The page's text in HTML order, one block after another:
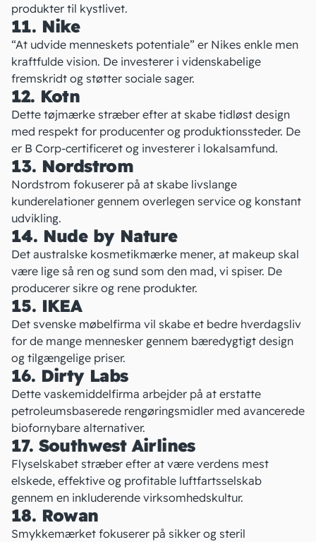
produkter til kystlivet.
11. Nike
“At udvide menneskets potentiale” er Nikes enkle men
kraftfulde vision. De investerer i videnskabelige
fremskridt og støtter sociale sager.
12. Kotn
Dette tøjmærke stræber efter at skabe tidløst design
med respekt for producenter og produktionssteder. De
er B Corp-certificeret og investerer i lokalsamfund.
13. Nordstrom
Nordstrom fokuserer på at skabe livslange
kunderelationer gennem overlegen service og konstant
udvikling.
14. Nude by Nature
Det australske kosmetikmærke mener, at makeup skal
være lige så ren og sund som den mad, vi spiser. De
producerer sikre og rene produkter.
15. IKEA
Det svenske møbelfirma vil skabe et bedre hverdagsliv
for de mange mennesker gennem bæredygtigt design
og tilgængelige priser.
16. Dirty Labs
Dette vaskemiddelfirma arbejder på at erstatte
petroleumsbaserede rengøringsmidler med avancerede
biofornybare alternativer.
17. Southwest Airlines
Flyselskabet stræber efter at være verdens mest
elskede, effektive og profitable luftfartsselskab
gennem en inkluderende virksomhedskultur.
18. Rowan
Smykkemærket fokuserer på sikker og steril